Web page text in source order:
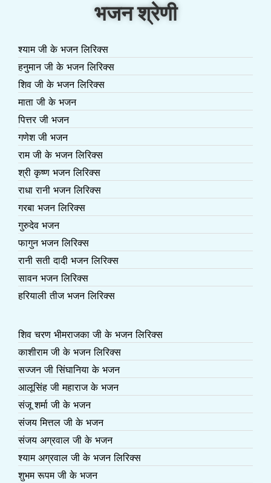
भजन श्रेणी
श्याम जी के भजन लिरिक्स
हनुमान जी के भजन लिरिक्स
शिव जी के भजन लिरिक्स
माता जी के भजन
पित्तर जी भजन
गणेश जी भजन
राम जी के भजन लिरिक्स
श्री कृष्ण भजन लिरिक्स
राधा रानी भजन लिरिक्स
गरबा भजन लिरिक्स
गुरुदेव भजन
फागुन भजन लिरिक्स
रानी सती दादी भजन लिरिक्स
सावन भजन लिरिक्स
हरियाली तीज भजन लिरिक्स
शिव चरण भीमराजका जी के भजन लिरिक्स
काशीराम जी के भजन लिरिक्स
सज्जन जी सिंघानिया के भजन
आलूसिंह जी महाराज के भजन
संजू शर्मा जी के भजन
संजय मित्तल जी के भजन
संजय अग्रवाल जी के भजन
श्याम अग्रवाल जी के भजन लिरिक्स
शुभम रूपम जी के भजन